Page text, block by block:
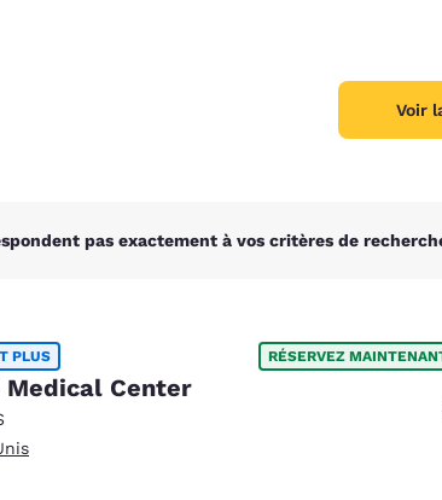
Voir
pas exactement à vos critères de
PLUS
Center
RÉSERVEZ